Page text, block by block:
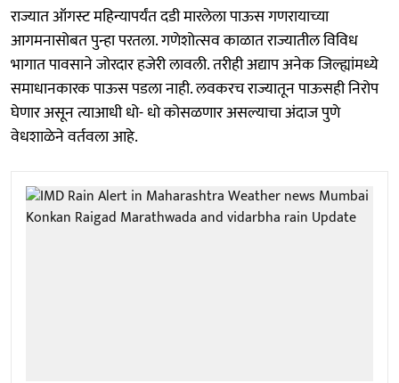
राज्यात ऑगस्ट महिन्यापर्यंत दडी मारलेला पाऊस गणरायाच्या
आगमनासोबत पुन्हा परतला. गणेशोत्सव काळात राज्यातील विविध
भागात पावसाने जोरदार हजेरी लावली. तरीही अद्याप अनेक जिल्ह्यांमध्ये
समाधानकारक पाऊस पडला नाही. लवकरच राज्यातून पाऊसही निरोप
घेणार असून त्याआधी धो- धो कोसळणार असल्याचा अंदाज पुणे
वेधशाळेने वर्तवला आहे.